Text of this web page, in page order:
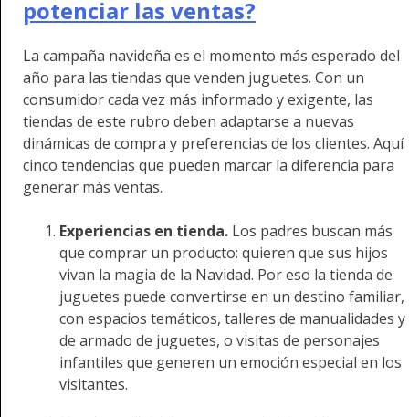
potenciar las ventas?
La campaña navideña es el momento más esperado del
año para las tiendas que venden juguetes. Con un
consumidor cada vez más informado y exigente, las
tiendas de este rubro deben adaptarse a nuevas
dinámicas de compra y preferencias de los clientes. Aquí
cinco tendencias que pueden marcar la diferencia para
generar más ventas.
Experiencias en tienda. Los padres buscan más
que comprar un producto: quieren que sus hijos
vivan la magia de la Navidad. Por eso la tienda de
juguetes puede convertirse en un destino familiar,
con espacios temáticos, talleres de manualidades y
de armado de juguetes, o visitas de personajes
infantiles que generen un emoción especial en los
visitantes.